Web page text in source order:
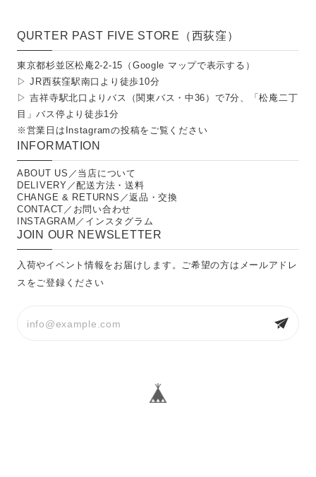
QURTER PAST FIVE STORE（西荻窪）
東京都杉並区松庵2-2-15（ Google マップで表示する ）
▷ JR西荻窪駅南口より徒歩10分
▷ 吉祥寺駅北口よりバス（関東バス・中36）で7分、「松庵二丁
目」バス停より徒歩1分
※営業日は Instagramの投稿をご覧ください
INFORMATION
ABOUT US／当店について
DELIVERY／配送方法・送料
CHANGE & RETURNS／返品・交換
CONTACT／お問い合わせ
INSTAGRAM／インスタグラム
JOIN OUR NEWSLETTER
入荷やイベント情報をお届けします。ご希望の方はメールアドレ
スをご登録ください